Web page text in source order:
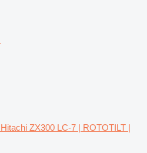
Hitachi ZX300 LC-7 | ROTOTILT |